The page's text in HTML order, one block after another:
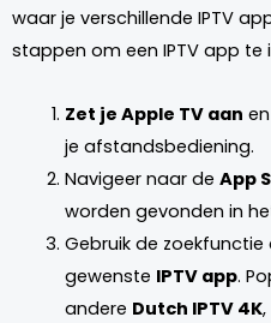
waar je verschillende IPTV
stappen om een IPTV app te
Zet je Apple TV aan
je afstandsbediening.
Navigeer naar de App
worden gevonden in
Gebruik de
gewenste IPTV app.
andere Dutch IPTV 4K,